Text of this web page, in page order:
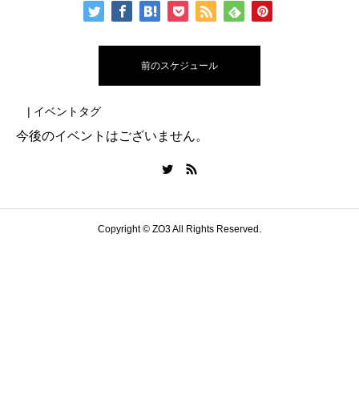
前のスケジュール
| イベントタグ
今後のイベントはございません。
Copyright © ZO3 All Rights Reserved.